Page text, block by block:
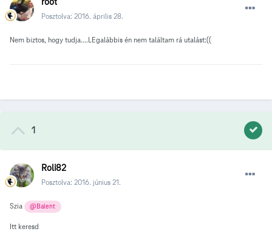
Posztolva: 2016. április 28.
Nem biztos, hogy tudja....LEgalábbis én nem találtam rá utalást:((
1
Roli82
Posztolva: 2016. június 21.
Szia @Balent
Itt keresd